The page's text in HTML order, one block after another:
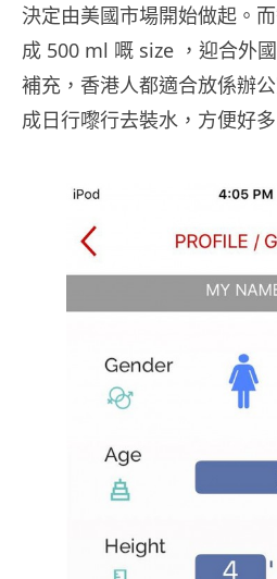
決定由美國市場開始做起。
成 500 ml 嘅 size ，迎合外
補充，香港人都適合放係辦
成日行嚟行去裝水，方便好多